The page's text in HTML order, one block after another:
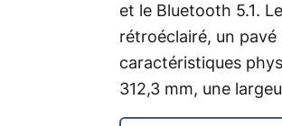
et le Bluetooth 5.1.
rétroéclairé, un
caractéristiques
312,3 mm, une